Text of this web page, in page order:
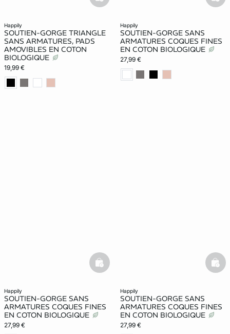
happily
SOUTIEN-GORGE TRIANGLE
SANS ARMATURES, PADS
AMOVIBLES EN COTON
BIOLOGIQUE
19,99 €
happily
SOUTIEN-GORGE SANS
ARMATURES COQUES FINES
EN COTON BIOLOGIQUE
27,99 €
happily
SOUTIEN-GORGE SANS
ARMATURES COQUES FINES
EN COTON BIOLOGIQUE
27,99 €
basketfull
happily
SOUTIEN-GORGE SANS
ARMATURES COQUES FINES
EN COTON BIOLOGIQUE
27,99 €